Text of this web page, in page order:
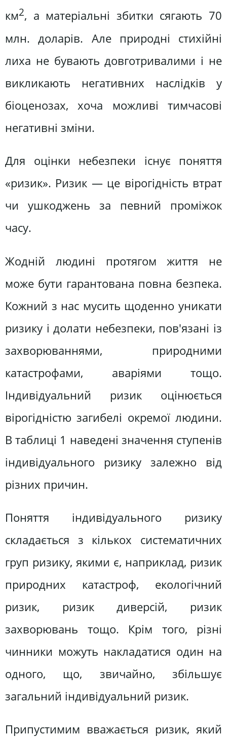
км2, а матеріальні збитки сягають 70
млн. доларів. Але природні стихійні
лиха не бувають довготривалими і не
викликають негативних наслідків у
біоценозах, хоча можливі тимчасові
негативні зміни.
Для оцінки небезпеки існує поняття
«ризик». Ризик — це вірогідність втрат
чи ушкоджень за певний проміжок
часу.
Жодній людині протягом життя не
може бути гарантована повна безпека.
Кожний з нас мусить щоденно уникати
ризику і долати небезпеки, пов'язані із
захворюваннями, природними
катастрофами, аваріями тощо.
Індивідуальний ризик оцінюється
вірогідністю загибелі окремої людини.
В таблиці 1 наведені значення ступенів
індивідуального ризику залежно від
різних причин.
Поняття індивідуального ризику
складається з кількох систематичних
груп ризику, якими є, наприклад, ризик
природних катастроф, екологічний
ризик, ризик диверсій, ризик
захворювань тощо. Крім того, різні
чинники можуть накладатися один на
одного, що, звичайно, збільшує
загальний індивідуальний ризик.
Припустимим вважається ризик, який